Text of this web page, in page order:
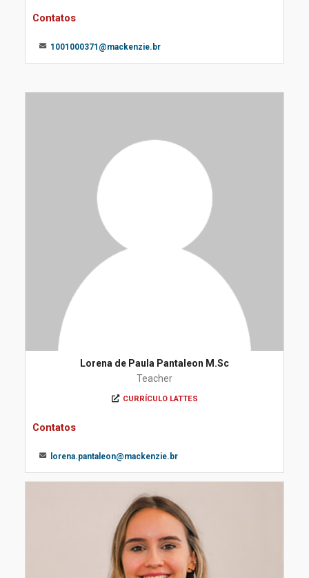
Contatos
1001000371@mackenzie.br
Lorena de Paula Pantaleon M.Sc
Teacher
CURRÍCULO LATTES
Contatos
lorena.pantaleon@mackenzie.br